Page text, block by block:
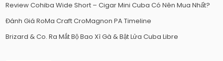
Review Cohiba Wide Short – Cigar Mini Cuba Có Nên Mua Nhất?
Đánh Giá RoMa Craft CroMagnon PA Timeline
Brizard & Co. Ra Mắt Bộ Bao Xì Gà & Bật Lửa Cuba Libre